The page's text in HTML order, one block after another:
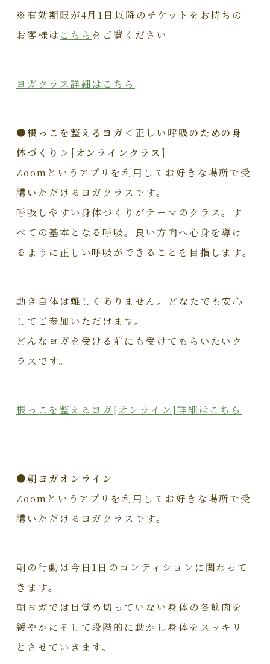
※有効期限が4月1日以降のチケットをお持ちの
お客様は こちら をご覧ください
ヨガクラス詳細はこちら
●根っこを整えるヨガ＜正しい呼吸のための身
体づくり＞[オンラインクラス]
Zoomというアプリを利用してお好きな場所で受
講いただけるヨガクラスです。
呼吸しやすい身体づくりがテーマのクラス。す
べての基本となる呼吸。良い方向へ心身を導け
るように正しい呼吸ができることを目指します。
動き自体は難しくありません。どなたでも安心
してご参加いただけます。
どんなヨガを受ける前にも受けてもらいたいク
ラスです。
根っこを整えるヨガ[オンライン]詳細はこちら
●朝ヨガオンライン
Zoomというアプリを利用してお好きな場所で受
講いただけるヨガクラスです。
朝の行動は今日1日のコンディションに関わって
きます。
朝ヨガでは目覚め切っていない身体の各筋肉を
緩やかにそして段階的に動かし身体をスッキリ
とさせていきます。